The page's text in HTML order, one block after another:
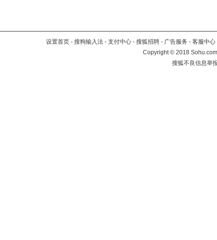
设置首页 - 搜狗输入法 - 支付中心 - 搜狐招聘 - 广告服务 - 客服中心
Copyright©2018
搜狐不良信息举